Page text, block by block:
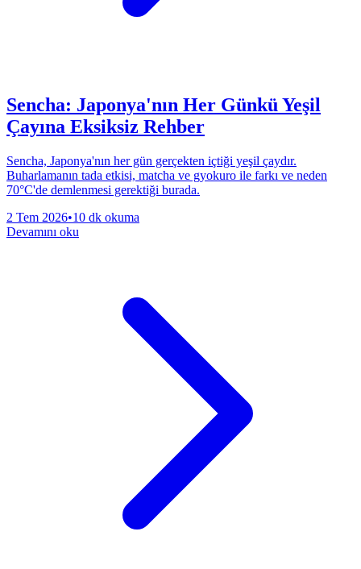
Sencha: Japonya'nın Her Günkü Yeşil
Çayına Eksiksiz Rehber
Sencha, Japonya'nın her gün gerçekten içtiği yeşil çaydır.
Buharlamanın tada etkisi, matcha ve gyokuro ile farkı ve neden
70°C'de demlenmesi gerektiği burada.
2 Tem 2026•10 dk okuma
Devamını oku